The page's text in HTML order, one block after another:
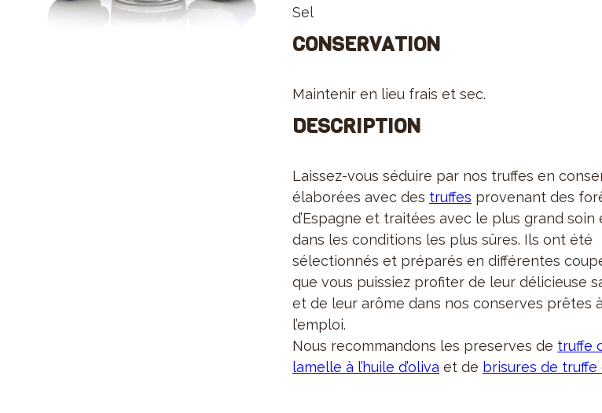
Sel
CONSERVATION
Maintenir en lieu frais et sec.
DESCRIPTION
Laissez-vous séduire par nos truffes en
élaborées avec des truffes provenant des
d’Espagne et traitées avec le plus grand soin
dans les conditions les plus sûres. Ils ont été
sélectionnés et préparés en différentes
que vous puissiez profiter de leur délicieuse
et de leur arôme dans nos conserves prêtes à
l’emploi.
Nous recommandons les preserves de truffe
lamelle à l’huile d’oliva et de brisures de truffe